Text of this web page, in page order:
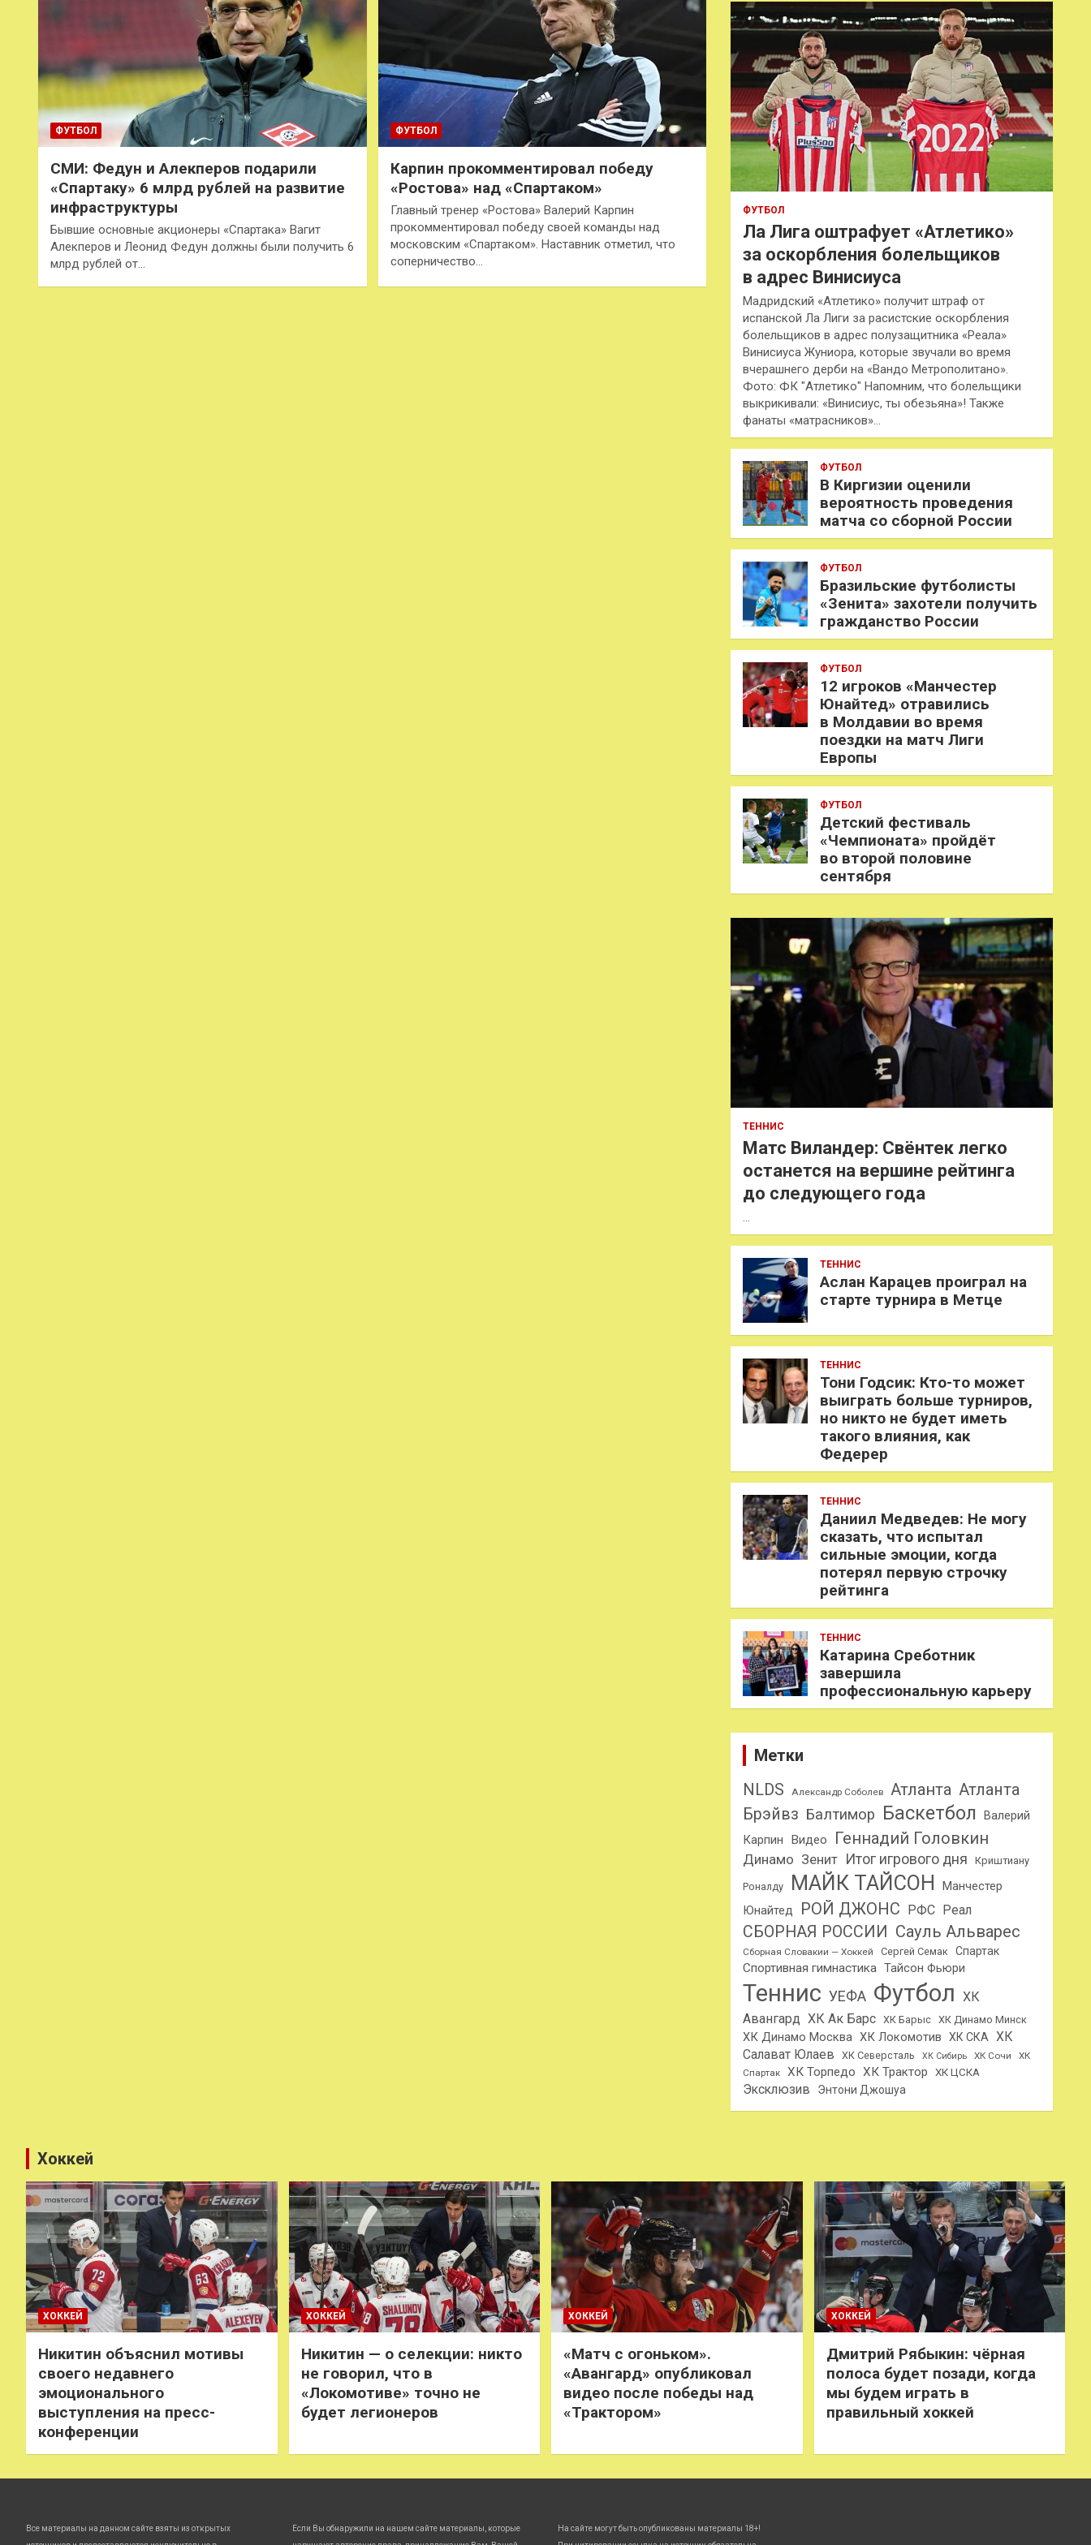
ФУТБОЛ
СМИ: Федун и Алекперов подарили
«Спартаку» 6 млрд рублей на развитие
инфраструктуры
Бывшие основные акционеры «Спартака» Вагит
Алекперов и Леонид Федун должны были получить 6
млрд рублей от…
ФУТБОЛ
Карпин прокомментировал победу
«Ростова» над «Спартаком»
Главный тренер «Ростова» Валерий Карпин
прокомментировал победу своей команды над
московским «Спартаком». Наставник отметил, что
соперничество…
к
ФУТБОЛ
Ла Лига оштрафует «Атлетико»
за оскорбления болельщиков
в адрес Винисиуса
Мадридский «Атлетико» получит штраф от
испанской Ла Лиги за расистские оскорбления
болельщиков в адрес полузащитника «Реала»
Винисиуса Жуниора, которые звучали во время
вчерашнего дерби на «Вандо Метрополитано».
Фото: ФК "Атлетико" Напомним, что болельщики
выкрикивали: «Винисиус, ты обезьяна»! Также
фанаты «матрасников»…
ФУТБОЛ
В Киргизии оценили
вероятность проведения
матча со сборной России
ФУТБОЛ
Бразильские футболисты
«Зенита» захотели получить
гражданство России
ФУТБОЛ
12 игроков «Манчестер
Юнайтед» отравились
в Молдавии во время
поездки на матч Лиги
Европы
ФУТБОЛ
Детский фестиваль
«Чемпионата» пройдёт
во второй половине
сентября
ТЕННИС
Матс Виландер: Свёнтек легко
останется на вершине рейтинга
до следующего года
…
ТЕННИС
Аслан Карацев проиграл на
старте турнира в Метце
ТЕННИС
Тони Годсик: Кто-то может
выиграть больше турниров,
но никто не будет иметь
такого влияния, как
Федерер
ТЕННИС
Даниил Медведев: Не могу
сказать, что испытал
сильные эмоции, когда
потерял первую строчку
рейтинга
ТЕННИС
Катарина Среботник
завершила
профессиональную карьеру
Метки
NLDS
Александр Соболев Атланта Атланта
Брэйвз Балтимор Баскетбол
Валерий
Карпин
Видео Геннадий Головкин
Динамо Зенит Итог игрового дня Криштиану
Роналду МАЙК ТАЙСОН
Манчестер
Юнайтед
РОЙ ДЖОНС РФС Реал
СБОРНАЯ РОССИИ Сауль Альварес
Сборная Словакии — Хоккей Сергей Семак Спартак
Спортивная гимнастика Тайсон Фьюри
Теннис УЕФА Футбол ХК
Авангард ХК Ак Барс ХК Барыс ХК Динамо Минск
ХК Динамо Москва ХК Локомотив ХК СКА
ХК
Салават Юлаев
ХК Северсталь ХК Сибирь ХК Сочи
ХК
Спартак
ХК Торпедо ХК Трактор ХК ЦСКА
Эксклюзив Энтони Джошуа
Хоккей
ХОККЕЙ
Никитин объяснил мотивы
своего недавнего
эмоционального
выступления на пресс-
конференции
ХОККЕЙ
Никитин — о селекции: никто
не говорил, что в
«Локомотиве» точно не
будет легионеров
ХОККЕЙ
«Матч с огоньком».
«Авангард» опубликовал
видео после победы над
«Трактором»
ХОККЕЙ
Дмитрий Рябыкин: чёрная
полоса будет позади, когда
мы будем играть в
правильный хоккей
Все материалы на данном сайте взяты из открытых
Если Вы обнаружили на нашем сайте материалы, которые
На сайте могут быть опубликованы материалы 18+!